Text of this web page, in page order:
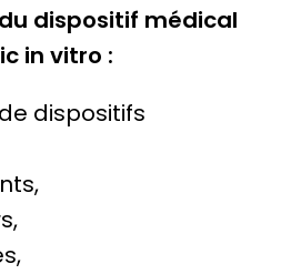
dispositif médical
in vitro :
dispositifs